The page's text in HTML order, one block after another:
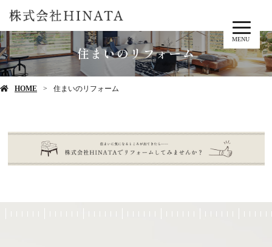
MENU
住まいのリフォーム
HOME 住まいのリフォーム